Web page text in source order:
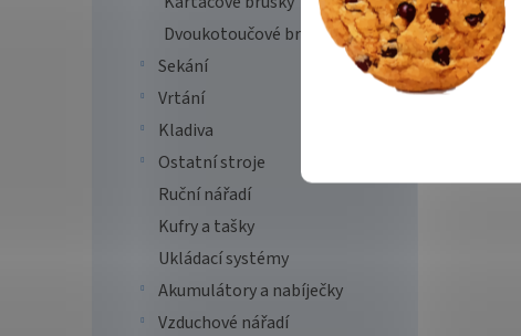
Dvoukotoučové brusky
Sekání
Vrtání
Kladiva
Ostatní stroje
Ruční nářadí
Kufry a tašky
Ukládací systémy
Akumulátory a nabíječky
Vzduchové nářadí